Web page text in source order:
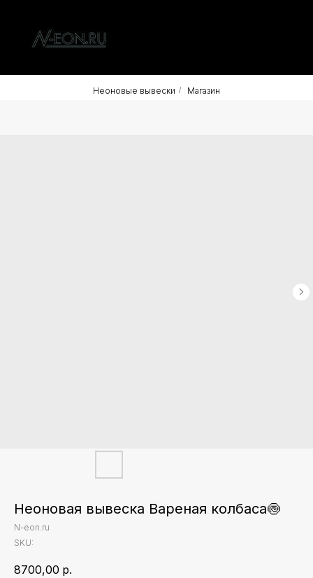
Неоновые вывески / Магазин
Неоновая вывеска Вареная колбаса🍥
N-eon.ru
SKU:
8700,00 р.